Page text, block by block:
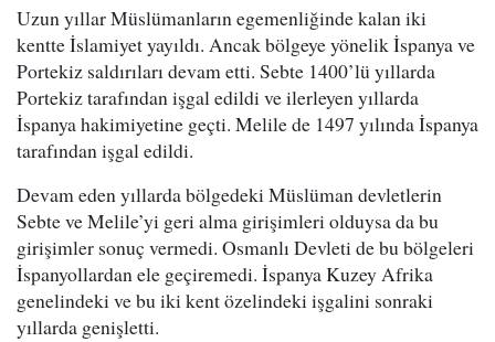
Uzun yıllar Müslümanların egemenliğinde kalan iki
kentte İslamiyet yayıldı. Ancak bölgeye yönelik İspanya ve
Portekiz saldırıları devam etti. Sebte 1400’lü yıllarda
Portekiz tarafından işgal edildi ve ilerleyen yıllarda
İspanya hakimiyetine geçti. Melile de 1497 yılında İspanya
tarafından işgal edildi.
Devam eden yıllarda bölgedeki Müslüman devletlerin
Sebte ve Melile’yi geri alma girişimleri olduysa da bu
girişimler sonuç vermedi. Osmanlı Devleti de bu bölgeleri
İspanyollardan ele geçiremedi. İspanya Kuzey Afrika
genelindeki ve bu iki kent özelindeki işgalini sonraki
yıllarda genişletti.